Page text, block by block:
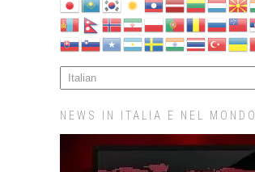
NEWS IN ITALIA E NEL MONDO